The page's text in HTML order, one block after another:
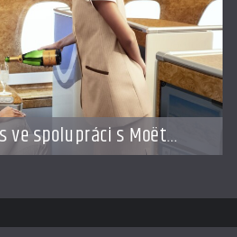
ve spolupráci s Moët
exkluzivní cestu do